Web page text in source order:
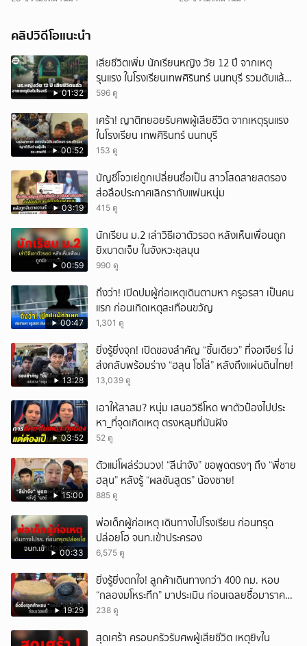
คลิปวิดีโอแนะนำ
01:32
เสียชีวิตเพิ่ม นักเรียนหญิง วัย 12 ปี จากเหตุ
รุนแรง ในโรงเรียนเทพศิรินทร์ นนทบุรี รวมดับแล้ว
9 ราย
596 ดู
00:52
เศร้า! ญาติทยอยรับศพผู้เสียชีวิต จากเหตุรุนแรง
ในโรงเรียน เทพศิรินทร์ นนทบุรี
153 ดู
03:19
บัญชีโจวเย่ถูกเปลี่ยนชื่อเป็น สาวโสดสายสตรอง
ส่อลือประกาศเลิกรากับแฟนหนุ่ม
415 ดู
00:59
นักเรียน ม.2 เล่าวิธีเอาตัวรอด หลังเห็นเพื่อนถูก
ยิxบาดเจ็บ ในจังหวะชุลมุน
990 ดู
00:47
ถึงว่า! เปิดปมผู้ก่อเหตุเดินตามหา ครูอรสา เป็นคน
แรก ก่อนเกิดเหตุสะเทือนขวัญ
1,301 ดู
13:28
ยิ่งรู้ยิ่งจุก! เปิดของสำคัญ “ชิ้นเดียว” ที่จอเจียร์ ไม่
ส่งกลับพร้อมร่าง “ฮลุน โซโล่” หลังถึงแผ่นดินไทย!
13,039 ดู
03:52
เอาให้สาสม? หนุ่ม เสนอวิธีโหด พาตัวป๋องไปประ
หา_ที่จุดเกิดเหตุ ตรงหลุมที่มันฝัง
52 ดู
15:00
ตัวแม่โผล่ร่วมวง! “ลีน่าจัง” ขอพูดตรงๆ ถึง “พี่ชาย
ฮลุน” หลังรู้ “ผลชันสูตร” น้องชาย!
885 ดู
00:33
พ่อเด็กผู้ก่อเหตุ เดินทางไปโรงเรียน ก่อนทรุด
ปล่อยโฮ จนท.เข้าประครอง
6,575 ดู
19:29
ยิ่งรู้ยิ่งตกใจ! ลูกค้าเดินทางกว่า 400 กม. หอบ
“กลองมโหระทึก” มาประเมิน ก่อนเฉลยซื้อมาราคา
เท่าไหร่?
238 ดู
สุดเศร้า ครอบครัวรับศwผู้เสียชีวิต เหตุยิvใน